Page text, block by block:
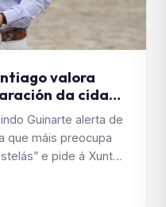
valora
da cidade
e esixe á Xunta
Guinarte alerta de
que máis preocupa
e pide á Xunta